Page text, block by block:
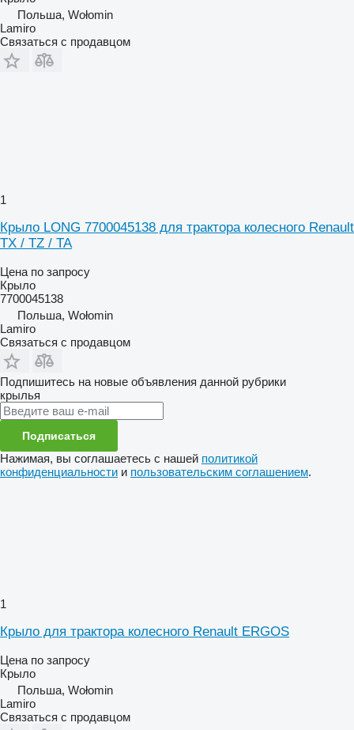
Польша, Wołomin
Lamiro
Связаться с продавцом
1
Крыло LONG 7700045138 для трактора колесного Renault
TX / TZ / TA
Цена по запросу
Крыло
7700045138
Польша, Wołomin
Lamiro
Связаться с продавцом
Подпишитесь на новые объявления данной рубрики
крылья
Подписаться
Нажимая, вы соглашаетесь с нашей политикой
конфиденциальности и пользовательским соглашением.
1
Крыло для трактора колесного Renault ERGOS
Цена по запросу
Крыло
Польша, Wołomin
Lamiro
Связаться с продавцом